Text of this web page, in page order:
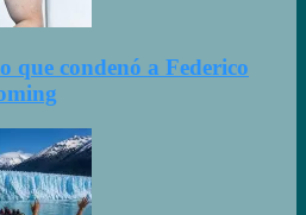
que condenó a Federico